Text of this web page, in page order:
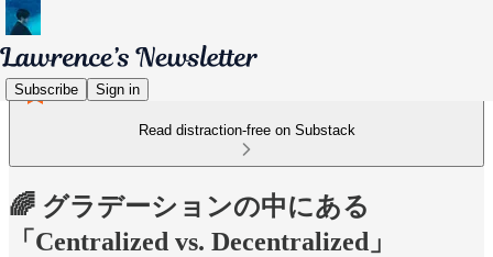
Subscribe Sign in
Read distraction-free on Substack
🌈 グラデーションの中にある
「Centralized vs. Decentralized」